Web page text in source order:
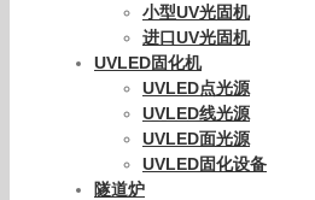
小型UV光固机
进口UV光固机
UVLED固化机
UVLED点光源
UVLED线光源
UVLED面光源
UVLED固化设备
隧道炉